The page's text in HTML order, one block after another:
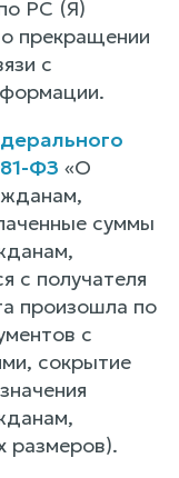
РС (Я)
прекращении
с
ФЗ «О
суммы
с получателя
произошла по
с
сокрытие
размеров).